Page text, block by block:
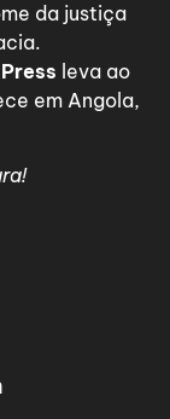
da justiça
leva ao
em Angola,